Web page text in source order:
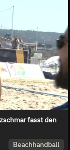
fasst den
Beachhandball